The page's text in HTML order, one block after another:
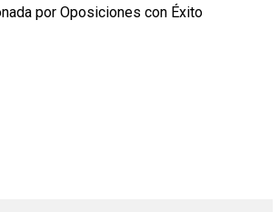
por Oposiciones con Éxito